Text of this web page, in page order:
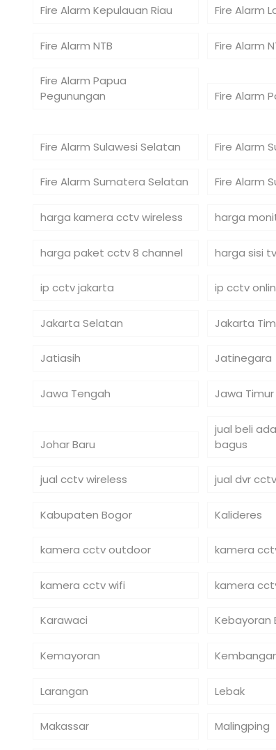
Fire Alarm Kepulauan Riau Fire Alarm
Fire Alarm NTB Fire Alarm
Fire Alarm Papua
Pegunungan
Fire Alarm
Fire Alarm Sulawesi Selatan Fire Alarm
Fire Alarm Sumatera Selatan Fire Alarm
harga kamera cctv wireless harga
harga paket cctv 8 channel harga sisi tv
ip cctv jakarta ip cctv
Jakarta Selatan Jakarta
Jatiasih Jatinegara
Jawa Tengah Jawa Timur
Johar Baru
jual beli
bagus
jual cctv wireless jual dvr cctv
Kabupaten Bogor Kalideres
kamera cctv outdoor kamera
kamera cctv wifi kamera
Karawaci Kebayoran
Kemayoran
Larangan Lebak
Makassar Malingping